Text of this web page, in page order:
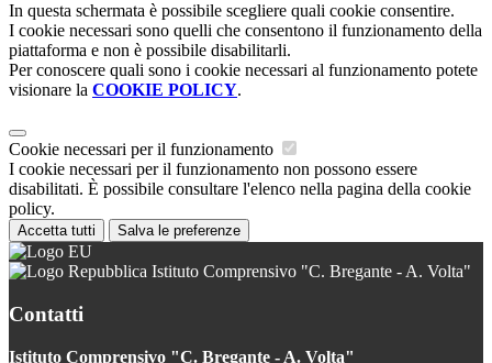
In questa schermata è possibile scegliere quali cookie consentire.
I cookie necessari sono quelli che consentono il funzionamento della
piattaforma e non è possibile disabilitarli.
Per conoscere quali sono i cookie necessari al funzionamento potete
visionare la COOKIE POLICY.
Cookie necessari per il funzionamento
I cookie necessari per il funzionamento non possono essere
disabilitati. È possibile consultare l'elenco nella pagina della cookie
policy.
Accetta tutti Salva le preferenze
Istituto Comprensivo "C. Bregante - A. Volta"
Contatti
Istituto Comprensivo "C. Bregante - A. Volta"